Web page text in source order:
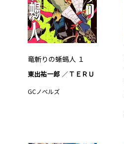
竜斬りの蜥蜴人 １
東出祐一郎 ＴＥＲＵ
GCノベルズ